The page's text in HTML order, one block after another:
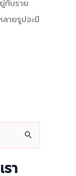
กับราย
ายรูปจะมี
า